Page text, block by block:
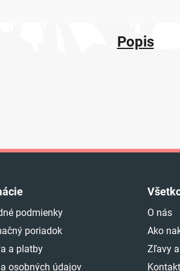
Popis
podmienky
poriadok
a platby
osobných údajov
O nás
Ako
Zľavy
Kontakt